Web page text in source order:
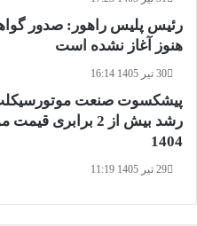
رئیس پلیس راهور: صدور
هنوز آغاز نشده است
30 تیر 1405 16:14
پیشکسوت صنعت موتورسیکلت
رشد بیش از 2
1404
29 تیر 1405 11:19